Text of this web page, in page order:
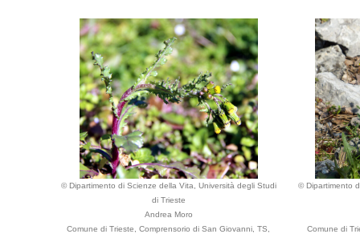
© Dipartimento di Scienze della Vita, Università degli Studi
di Trieste
Andrea Moro
Comune di Trieste, Comprensorio di San Giovanni, TS,
© Dipartimento
Comune di